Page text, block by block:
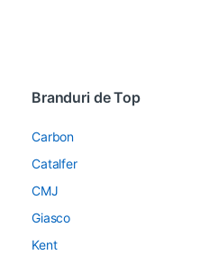
Branduri de Top
Carbon
Catalfer
CMJ
Giasco
Kent